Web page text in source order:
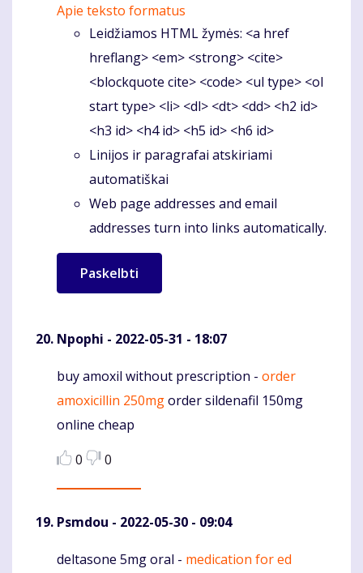
Apie teksto formatus
Leidžiamos HTML žymės: <a href
hreflang> <em> <strong> <cite>
<blockquote cite> <code> <ul type> <ol
start type> <li> <dl> <dt> <dd> <h2 id>
<h3 id> <h4 id> <h5 id> <h6 id>
Linijos ir paragrafai atskiriami
automatiškai
Web page addresses and email
addresses turn into links automatically.
Npophi - 2022-05-31 - 18:07
Komentaras
buy amoxil without prescription - order
amoxicillin 250mgorder sildenafil 150mg
online cheap
0
0
Psmdou - 2022-05-30 - 09:04
Komentaras
deltasone 5mg oral - medication for ed